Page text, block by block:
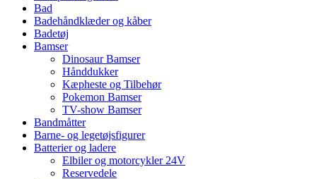
Bad
Badehåndklæder og kåber
Badetøj
Bamser
Dinosaur Bamser
Hånddukker
Kæpheste og Tilbehør
Pokemon Bamser
TV-show Bamser
Bandmåtter
Barne- og legetøjsfigurer
Batterier og ladere
Elbiler og motorcykler 24V
Reservedele